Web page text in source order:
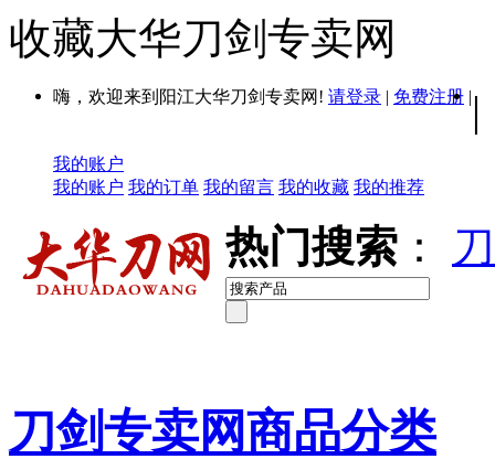
收藏大华刀剑专卖网
嗨，欢迎来到阳江大华刀剑专卖网! 请登录 | 免费注册 | |
我的账户
我的账户 我的订单 我的留言 我的收藏 我的推荐
热门搜索 ：
刀剑专卖网商品分类